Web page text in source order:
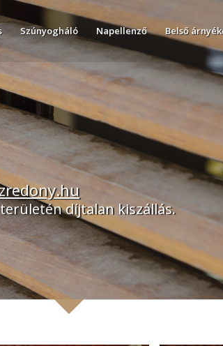
Szúnyogháló Napellenző Belső
díjtalan kiszállás.